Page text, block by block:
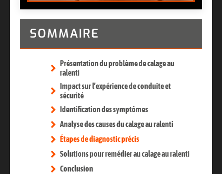
SOMMAIRE
Présentation du problème de calage au
ralenti
Impact sur l’expérience de conduite et
sécurité
Identification des symptômes
Analyse des causes du calage au ralenti
Étapes de diagnostic précis
Solutions pour remédier au calage au ralenti
Conclusion